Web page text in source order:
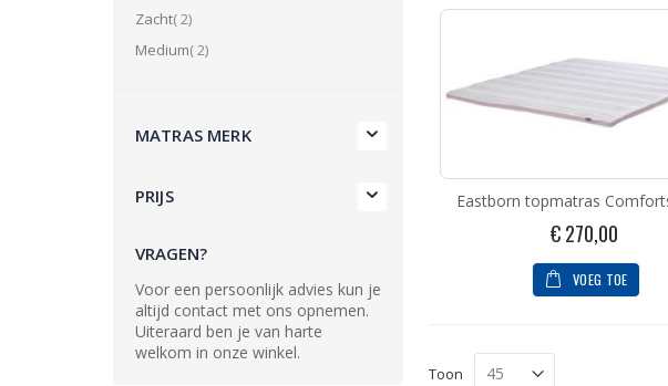
Eastborn topmatras
€ 270,00
VOEG TOE
Toon
Zacht 2product
Medium 2product
MATRAS MERK
PRIJS
VRAGEN?
Voor een persoonlijk advies kun je
altijd contact met ons opnemen.
Uiteraard ben je van harte
welkom in onze winkel.